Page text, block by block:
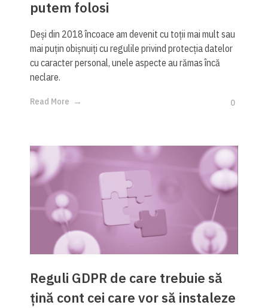
putem folosi
Deși din 2018 încoace am devenit cu toții mai mult sau
mai puțin obișnuiți cu regulile privind protecția datelor
cu caracter personal, unele aspecte au rămas încă
neclare.
Read More 0
Reguli GDPR de care trebuie să
țină cont cei care vor să instaleze